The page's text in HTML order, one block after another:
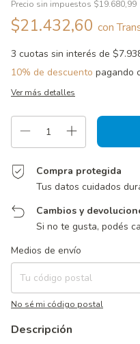
Precio sin impuestos $19.680,99
$21.432,60 con
3 cuotas sin interés de
10% de descuento pagando
Ver más detalles
Compra protegida
Tus datos cuidados
Cambios y
Si no te gusta, podés
Entregas para el CP:
Medios de envío
No sé mi código postal
Descripción